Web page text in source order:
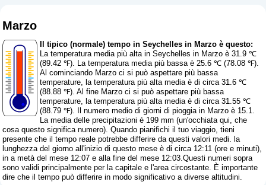
Marzo
Il tipico (normale) tempo in Seychelles in Marzo è questo:
La temperatura media più alta in Seychelles in Marzo è 31.9 ℃
(89.42 ℉). La temperatura media più bassa è 25.6 ℃ (78.08 ℉).
Al cominciando Marzo ci si può aspettare più bassa
temperature, la temperatura più alta media è di circa 31.6 ℃
(88.88 ℉). Al fine Marzo ci si può aspettare più bassa
temperature, la temperatura più alta media è di circa 31.55 ℃
(88.79 ℉). Il numero medio di giorni di pioggia in Marzo è 15.1.
La media delle precipitazioni è 199 mm (un'occhiata qui, che
cosa questo significa numero). Quando pianifichi il tuo viaggio, tieni
presente che il tempo reale potrebbe differire da questi valori medi. la
lunghezza del giorno all'inizio di questo mese è di circa 12:11 (ore e minuti),
in a metà del mese 12:07 e alla fine del mese 12:03.Questi numeri sopra
sono validi principalmente per la capitale e l'area circostante. È importante
dire che il tempo può differire in modo significativo a diverse altitudini.